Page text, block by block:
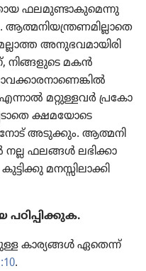
ഫലമു​ണ്ടാ​കു​മെന്നു
ആത്മനി​യ​ന്ത്ര​ണ​മി​ല്ലാ​തെ
അനുഭ​വ​മാ​യി​രി​
നിങ്ങളു​ടെ മകൻ
മറ്റുള്ളവർ പ്രകോ​
ക്ഷമയോ​ടെ
അടുക്കും. ആത്മനി​
ഫലങ്ങൾ ലഭിക്കാ​
മനസ്സി​ലാ​ക്കി​
കാര്യങ്ങൾ ഏതെന്ന്‌
.